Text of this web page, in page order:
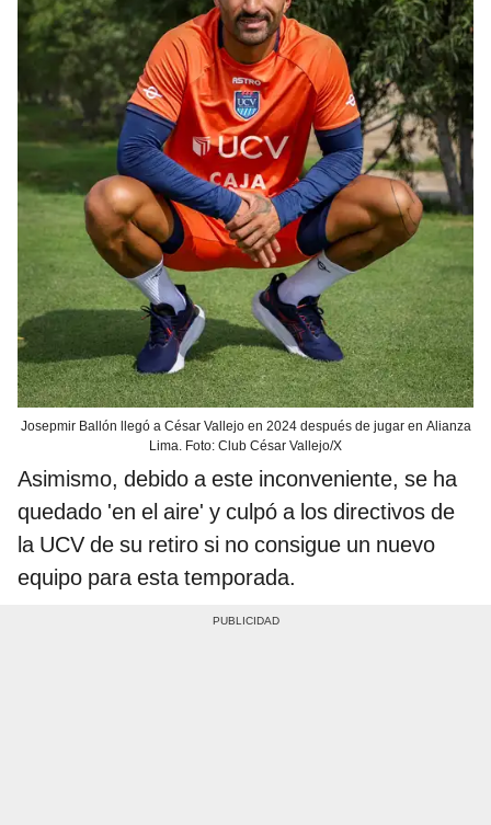
Josepmir Ballón llegó a César Vallejo en 2024 después de jugar en Alianza
Lima. Foto: Club César Vallejo/X
Asimismo, debido a este inconveniente, se ha
quedado 'en el aire' y culpó a los directivos de
la UCV de su retiro si no consigue un nuevo
equipo para esta temporada.